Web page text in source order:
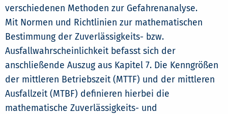
verschiedenen Methoden zur Gefahrenanalyse.
Mit Normen und Richtlinien zur mathematischen
Bestimmung der Zuverlässigkeits- bzw.
Ausfallwahrscheinlichkeit befasst sich der
anschließende Auszug aus Kapitel 7. Die Kenngrößen
der mittleren Betriebszeit (MTTF) und der mittleren
Ausfallzeit (MTBF) definieren hierbei die
mathematische Zuverlässigkeits- und